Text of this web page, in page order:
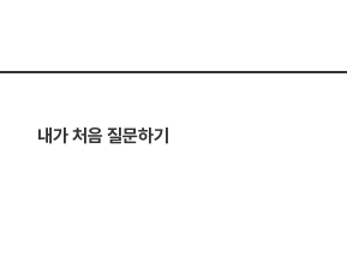
내가 처음 질문하기